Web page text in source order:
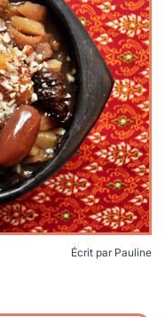
Écrit par Pauline